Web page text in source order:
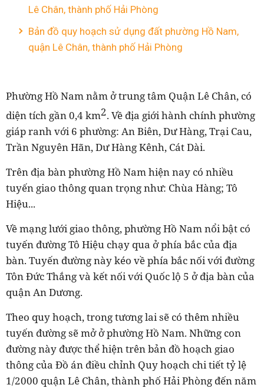
Lê Chân, thành phố Hải Phòng
Bản đồ quy hoạch sử dụng đất phường Hồ Nam,
quận Lê Chân, thành phố Hải Phòng
Phường Hồ Nam nằm ở trung tâm Quận Lê Chân, có
diện tích gần 0,4 km2. Về địa giới hành chính phường
giáp ranh với 6 phường: An Biên, Dư Hàng, Trại Cau,
Trần Nguyên Hãn, Dư Hàng Kênh, Cát Dài.
Trên địa bàn phường Hồ Nam hiện nay có nhiều
tuyến giao thông quan trọng như: Chùa Hàng; Tô
Hiệu...
Về mạng lưới giao thông, phường Hồ Nam nổi bật có
tuyến đường Tô Hiệu chạy qua ở phía bắc của địa
bàn. Tuyến đường này kéo về phía bắc nối với đường
Tôn Đức Thắng và kết nối với Quốc lộ 5 ở địa bàn của
quận An Dương.
Theo quy hoạch, trong tương lai sẽ có thêm nhiều
tuyến đường sẽ mở ở phường Hồ Nam. Những con
đường này được thể hiện trên bản đồ hoạch giao
thông của Đồ án điều chỉnh Quy hoạch chi tiết tỷ lệ
1/2000 quận Lê Chân, thành phố Hải Phòng đến năm